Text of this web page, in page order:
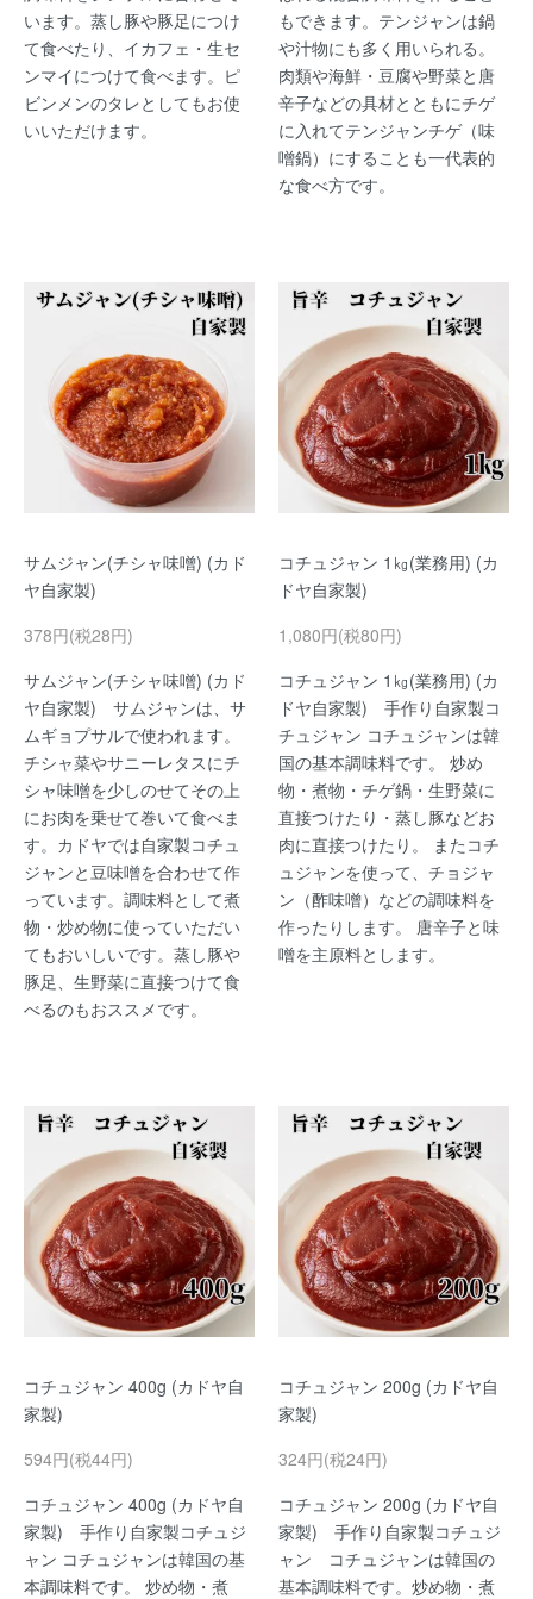
います。蒸し豚や豚足につけ
て食べたり、イカフェ・生セ
ンマイにつけて食べます。ピ
ビンメンのタレとしてもお使
いいただけます。
もできます。テンジャンは鍋
や汁物にも多く用いられる。
肉類や海鮮・豆腐や野菜と唐
辛子などの具材とともにチゲ
に入れてテンジャンチゲ（味
噌鍋）にすることも一代表的
な食べ方です。
サムジャン(チシャ味噌) (カド
ヤ自家製)
378円(税28円)
サムジャン(チシャ味噌) (カド
ヤ自家製) サムジャンは、サ
ムギョプサルで使われます。
チシャ菜やサニーレタスにチ
シャ味噌を少しのせてその上
にお肉を乗せて巻いて食べま
す。カドヤでは自家製コチュ
ジャンと豆味噌を合わせて作
っています。調味料として煮
物・炒め物に使っていただい
てもおいしいです。蒸し豚や
豚足、生野菜に直接つけて食
べるのもおススメです。
コチュジャン 1㎏(業務用) (カ
ドヤ自家製)
1,080円(税80円)
コチュジャン 1㎏(業務用) (カ
ドヤ自家製) 手作り自家製コ
チュジャン コチュジャンは韓
国の基本調味料です。 炒め
物・煮物・チゲ鍋・生野菜に
直接つけたり・蒸し豚などお
肉に直接つけたり。 またコチ
ュジャンを使って、チョジャ
ン（酢味噌）などの調味料を
作ったりします。 唐辛子と味
噌を主原料とします。
コチュジャン 400g (カドヤ自
家製)
594円(税44円)
コチュジャン 400g (カドヤ自
家製) 手作り自家製コチュジ
ャン コチュジャンは韓国の基
本調味料です。 炒め物・煮
コチュジャン 200g (カドヤ自
家製)
324円(税24円)
コチュジャン 200g (カドヤ自
家製) 手作り自家製コチュジ
ャン コチュジャンは韓国の
基本調味料です。炒め物・煮